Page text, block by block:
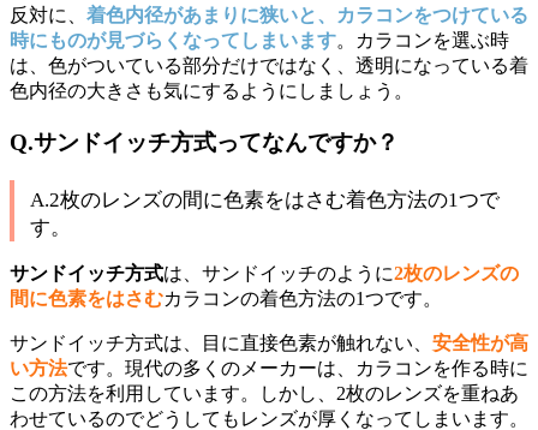
反対に、 着色内径があまりに狭いと、カラコンをつけている
時にものが見づらくなってしまいます。カラコンを選ぶ時
は、色がついている部分だけではなく、透明になっている着
色内径の大きさも気にするようにしましょう。
Q.サンドイッチ方式ってなんですか？
A.2枚のレンズの間に色素をはさむ着色方法の1つで
す。
サンドイッチ方式は、サンドイッチのように2枚のレンズの
間に色素をはさむカラコンの着色方法の1つです。
サンドイッチ方式は、目に直接色素が触れない、 安全性が高
い方法です。現代の多くのメーカーは、カラコンを作る時に
この方法を利用しています。しかし、2枚のレンズを重ねあ
わせているのでどうしてもレンズが厚くなってしまいます。